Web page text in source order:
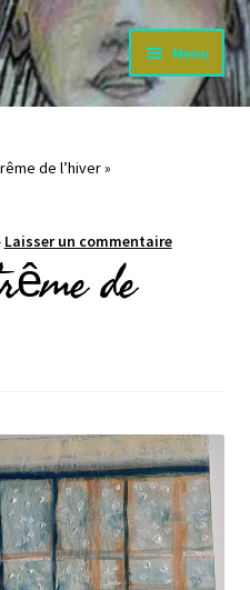
Menu
de l’hiver »
Laisser un commentaire
de